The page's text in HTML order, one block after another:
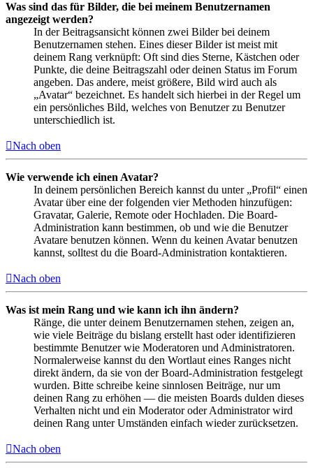
Was sind das für Bilder, die bei meinem Benutzernamen
angezeigt werden?
In der Beitragsansicht können zwei Bilder bei deinem
Benutzernamen stehen. Eines dieser Bilder ist meist mit
deinem Rang verknüpft: Oft sind dies Sterne, Kästchen oder
Punkte, die deine Beitragszahl oder deinen Status im Forum
angeben. Das andere, meist größere, Bild wird auch als
„Avatar“ bezeichnet. Es handelt sich hierbei in der Regel um
ein persönliches Bild, welches von Benutzer zu Benutzer
unterschiedlich ist.
Nach oben
Wie verwende ich einen Avatar?
In deinem persönlichen Bereich kannst du unter „Profil“ einen
Avatar über eine der folgenden vier Methoden hinzufügen:
Gravatar, Galerie, Remote oder Hochladen. Die Board-
Administration kann bestimmen, ob und wie die Benutzer
Avatare benutzen können. Wenn du keinen Avatar benutzen
kannst, solltest du die Board-Administration kontaktieren.
Nach oben
Was ist mein Rang und wie kann ich ihn ändern?
Ränge, die unter deinem Benutzernamen stehen, zeigen an,
wie viele Beiträge du bislang erstellt hast oder identifizieren
bestimmte Benutzer wie Moderatoren und Administratoren.
Normalerweise kannst du den Wortlaut eines Ranges nicht
direkt ändern, da sie von der Board-Administration festgelegt
wurden. Bitte schreibe keine sinnlosen Beiträge, nur um
deinen Rang zu erhöhen — die meisten Boards dulden dieses
Verhalten nicht und ein Moderator oder Administrator wird
deinen Rang unter Umständen einfach wieder zurücksetzen.
Nach oben